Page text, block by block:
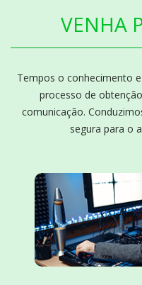
VENHA
Tempos o conhecimento
processo de
comunicação.
segura para o